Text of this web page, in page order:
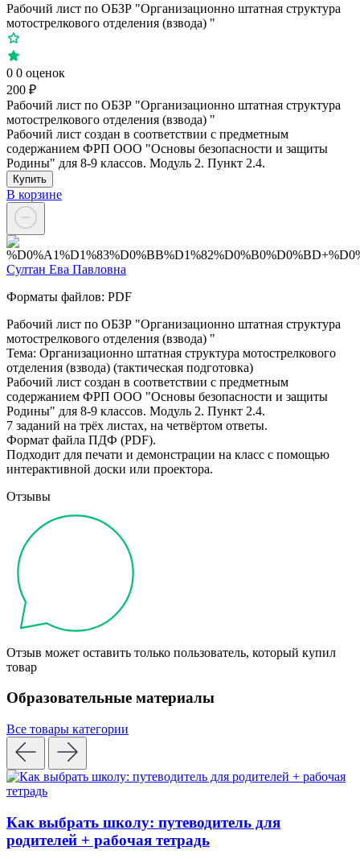
Рабочий лист по ОБЗР "Организационно штатная структура
мотострелкового отделения (взвода) "
0 0 оценок
200 ₽
Рабочий лист по ОБЗР "Организационно штатная структура
мотострелкового отделения (взвода) "
Рабочий лист создан в соответствии с предметным
содержанием ФРП ООО "Основы безопасности и защиты
Родины" для 8-9 классов. Модуль 2. Пункт 2.4.
Купить
В корзине
Султан Ева Павловна
Форматы файлов: PDF
Рабочий лист по ОБЗР "Организационно штатная структура
мотострелкового отделения (взвода) "
Тема: Организационно штатная структура мотострелкового
отделения (взвода) (тактическая подготовка)
Рабочий лист создан в соответствии с предметным
содержанием ФРП ООО "Основы безопасности и защиты
Родины" для 8-9 классов. Модуль 2. Пункт 2.4.
7 заданий на трёх листах, на четвёртом ответы.
Формат файла ПДФ (PDF).
Подходит для печати и демонстрации на класс с помощью
интерактивной доски или проектора.
Отзывы
Отзыв может оставить только пользователь, который купил
товар
Образовательные материалы
Все товары категории
Как выбрать школу: путеводитель для
родителей + рабочая тетрадь